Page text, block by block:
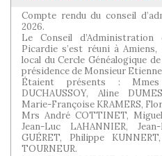
Compte rendu du conseil
2026.
Le Conseil d’Administration
Picardie s’est réuni à Amiens,
local du Cercle Généalogique
présidence de Monsieur
Étaient présents : Mmes
DUCHAUSSOY, Aline
Marie-Françoise KRAMERS,
Mrs André COTTINET,
Jean-Luc LAHANNIER,
GUÉRET, Philippe
TOURNEUR.